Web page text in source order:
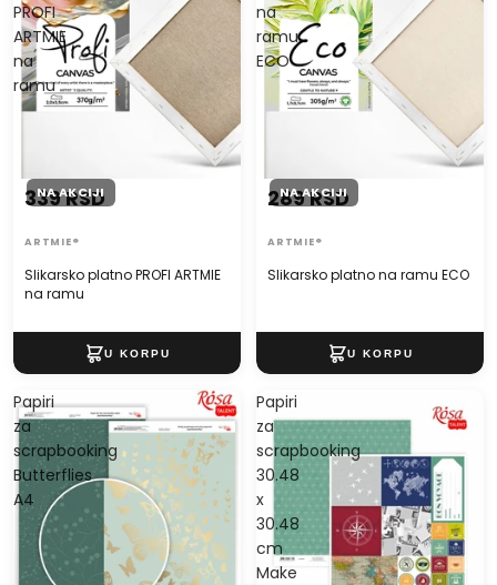
PROFI
ARTMIE
na
ramu
NA AKCIJI
Slikarsko platno PROFI ARTMIE
na ramu
339 RSD
ARTMIE®
na
ramu
ECO
NA AKCIJI
Slikarsko platno na ramu ECO
289 RSD
ARTMIE®
Papiri
za
scrapbooking
Butterflies
A4
Papiri
za
scrapbooking
30.48
x
30.48
cm
Make